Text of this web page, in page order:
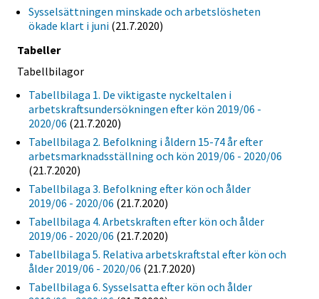
Sysselsättningen minskade och arbetslösheten
ökade klart i juni (21.7.2020)
Tabeller
Tabellbilagor
Tabellbilaga 1. De viktigaste nyckeltalen i
arbetskraftsundersökningen efter kön 2019/06 -
2020/06 (21.7.2020)
Tabellbilaga 2. Befolkning i åldern 15-74 år efter
arbetsmarknadsställning och kön 2019/06 - 2020/06
(21.7.2020)
Tabellbilaga 3. Befolkning efter kön och ålder
2019/06 - 2020/06 (21.7.2020)
Tabellbilaga 4. Arbetskraften efter kön och ålder
2019/06 - 2020/06 (21.7.2020)
Tabellbilaga 5. Relativa arbetskraftstal efter kön och
ålder 2019/06 - 2020/06 (21.7.2020)
Tabellbilaga 6. Sysselsatta efter kön och ålder